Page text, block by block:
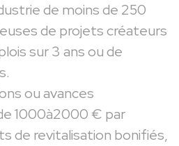
de moins de 250
de projets créateurs
sur 3 ans ou de
ou avances
1000à2000 € par
de revitalisation bonifiés,